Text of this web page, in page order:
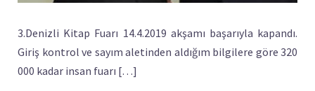
3.Denizli Kitap Fuarı 14.4.2019 akşamı başarıyla kapandı.
Giriş kontrol ve sayım aletinden aldığım bilgilere göre 320
000 kadar insan fuarı […]